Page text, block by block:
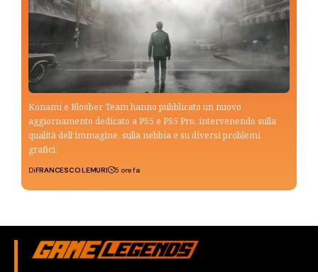
Konami e Bloober Team hanno pubblicato un nuovo
aggiornamento dedicato a PS5 e PS5 Pro, intervenendo sulla
qualità dell’immagine, sulla nebbia e su diversi problemi
grafici.
DiFRANCESCO LEMURI 5 ore fa